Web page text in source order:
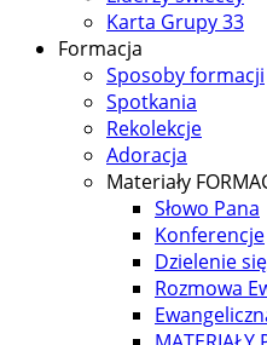
Karta Grupy 33
Formacja
Sposoby formacji
Spotkania
Rekolekcje
Adoracja
Materiały
Słowo Pana
Konferencje
Dzielenie
Rozmowa